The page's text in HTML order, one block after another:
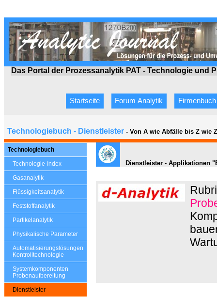
Das Portal der Prozessanalytik PAT - Technologie und
Startseite Forum Analytik Firmenbuch
Technologiebuch - Dienstleister - Von A wie Abfälle bis Z wie
Technologiebuch
Technologie-Index
Gasanalytik
Flüssigkeitsanalytik
Feststoffanalytik
Partikelanalytik
Physikalische Parameter
Automatisierungslösungen
Kontrolltechnologie
Systemkomponenten
Probenaufbereitung
Dienstleister
Dienstleister - Applikationen